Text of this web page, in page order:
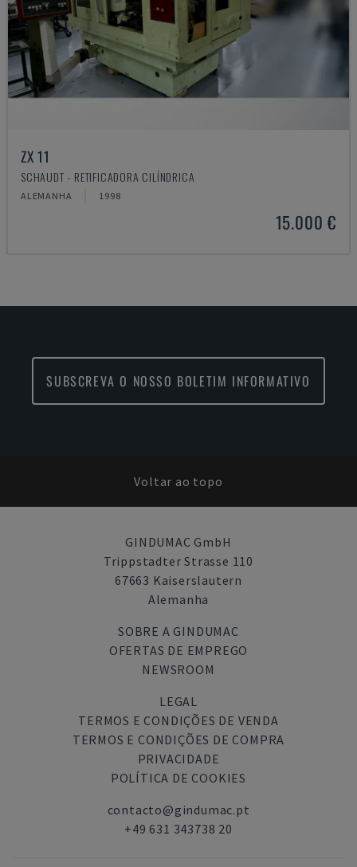
ZX 11
SCHAUDT - RETIFICADORA CILÍNDRICA
ALEMANHA 1998
15.000 €
SUBSCREVA O NOSSO BOLETIM INFORMATIVO
Voltar ao topo
GINDUMAC GmbH
Trippstadter Strasse 110
67663 Kaiserslautern
Alemanha
SOBRE A GINDUMAC
OFERTAS DE EMPREGO
NEWSROOM
LEGAL
TERMOS E CONDIÇÕES DE VENDA
TERMOS E CONDIÇÕES DE COMPRA
PRIVACIDADE
POLÍTICA DE COOKIES
contacto@gindumac.pt
+49 631 343738 20